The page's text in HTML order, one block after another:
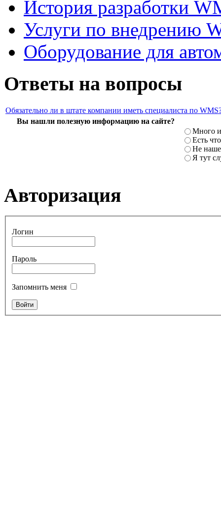
История разработки
Услуги по внедрению
Оборудование для
Ответы на вопросы
Обязательно ли в штате компании иметь специалиста по
Вы нашли полезную информацию на сайте?
Много
Есть
Не
Я тут
Авторизация
Логин
Пароль
Запомнить меня